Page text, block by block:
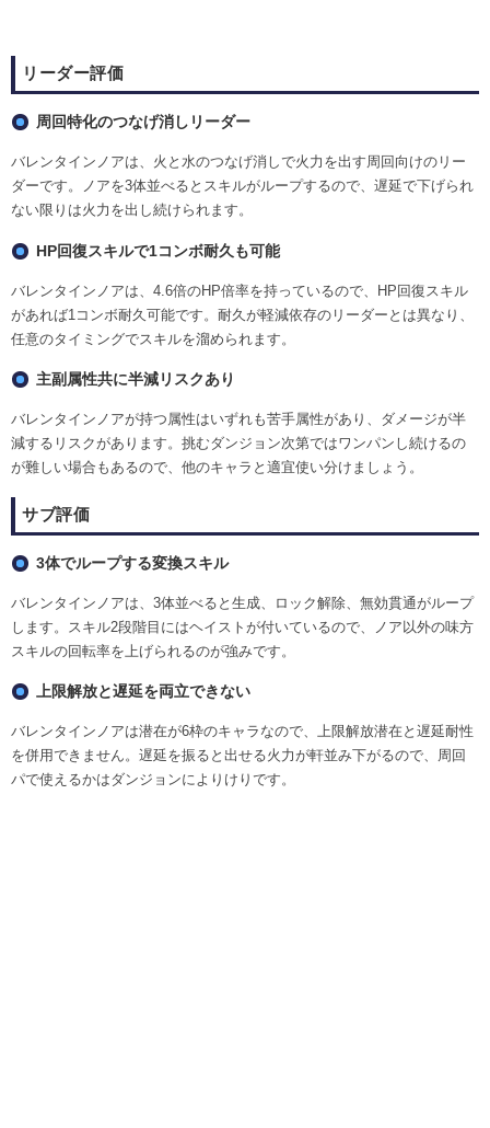
リーダー評価
周回特化のつなげ消しリーダー
バレンタインノアは、火と水のつなげ消しで火力を出す周回向けのリー
ダーです。ノアを3体並べるとスキルがループするので、遅延で下げられ
ない限りは火力を出し続けられます。
HP回復スキルで1コンボ耐久も可能
バレンタインノアは、4.6倍のHP倍率を持っているので、HP回復スキル
があれば1コンボ耐久可能です。耐久が軽減依存のリーダーとは異なり、
任意のタイミングでスキルを溜められます。
主副属性共に半減リスクあり
バレンタインノアが持つ属性はいずれも苦手属性があり、ダメージが半
減するリスクがあります。挑むダンジョン次第ではワンパンし続けるの
が難しい場合もあるので、他のキャラと適宜使い分けましょう。
サブ評価
3体でループする変換スキル
バレンタインノアは、3体並べると生成、ロック解除、無効貫通がループ
します。スキル2段階目にはヘイストが付いているので、ノア以外の味方
スキルの回転率を上げられるのが強みです。
上限解放と遅延を両立できない
バレンタインノアは潜在が6枠のキャラなので、上限解放潜在と遅延耐性
を併用できません。遅延を振ると出せる火力が軒並み下がるので、周回
パで使えるかはダンジョンによりけりです。